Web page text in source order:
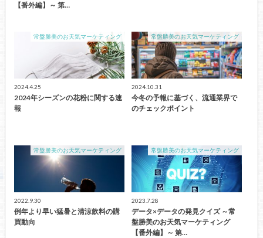
【番外編】～ 第…
常盤勝美のお天気マーケティング
2024.4.25
2024年シーズンの花粉に関する速
報
常盤勝美のお天気マーケティング
2024.10.31
今冬の予報に基づく、流通業界で
のチェックポイント
常盤勝美のお天気マーケティング
2022.9.30
例年より早い猛暑と清涼飲料の購
買動向
常盤勝美のお天気マーケティング
2023.7.28
データ×データの発見クイズ ～常
盤勝美のお天気マーケティング
【番外編】～ 第…